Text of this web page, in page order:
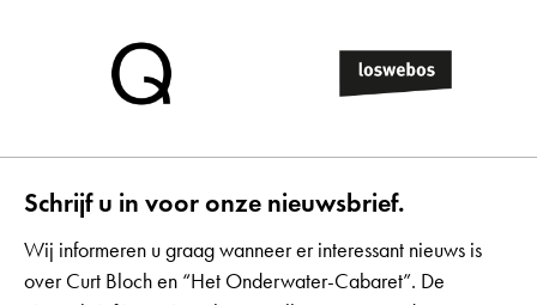
Schrijf u in voor onze nieuwsbrief.
Wij informeren u graag wanneer er interessant nieuws is
over Curt Bloch en “Het Onderwater-Cabaret”. De